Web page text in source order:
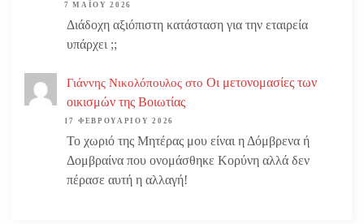
7 ΜΑΪ́ΟΥ 2026
Διάδοχη αξιόπιστη κατάσταση για την εταιρεία
υπάρχει ;;
Γιάννης Νικολόπουλος στο Οι μετονομασίες των
οικισμών της Βοιωτίας
17 ΦΕΒΡΟΥΑΡΊΟΥ 2026
Το χωριό της Μητέρας μου είναι η Δόμβρενα ή
Δομβραίνα που ονομάσθηκε Κορύνη αλλά δεν
πέρασε αυτή η αλλαγή!